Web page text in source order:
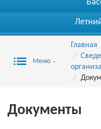
Меню
Главная
Документы